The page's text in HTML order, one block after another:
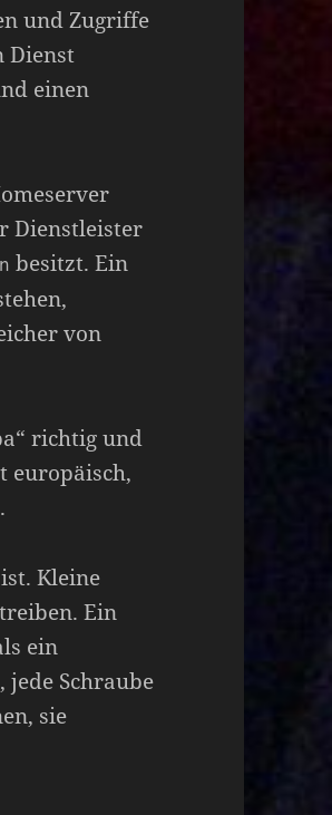
und Zugriffe
Dienst
einen
Dienstleister
besitzt. Ein
von
richtig und
europäisch,
Kleine
Ein
ein
Schraube
sie